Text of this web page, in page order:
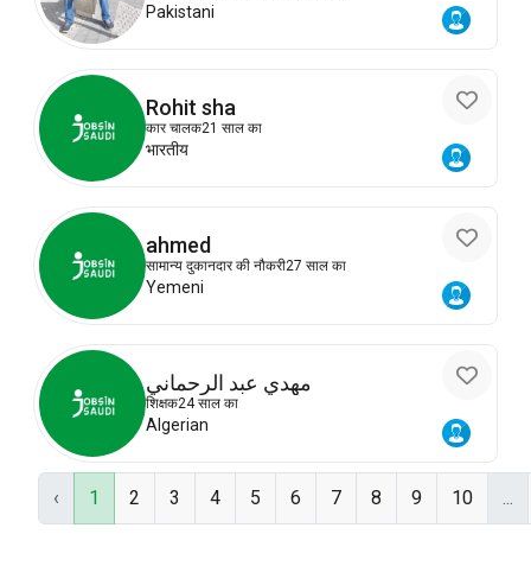
Pakistani
Rohit sha
कार चालक21 साल का
भारतीय
ahmed
सामान्य दुकानदार की नौकरी27 साल का
Yemeni
مهدي عبد الرحماني
शिक्षक24 साल का
Algerian
‹ 1 2 3 4 5 6 7 8 9 10 ...